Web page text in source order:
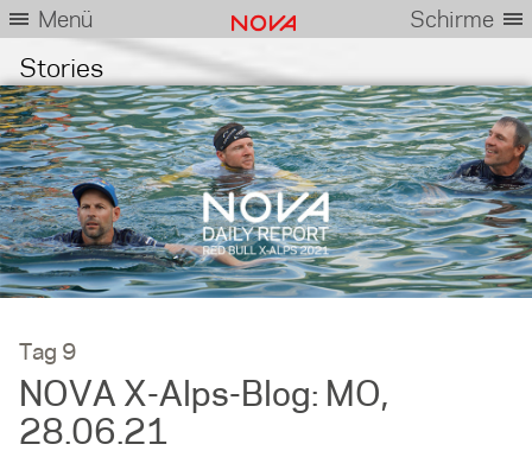
Menü Schirme
Stories
Tag 9
NOVA X-Alps-Blog: MO,
28.06.21